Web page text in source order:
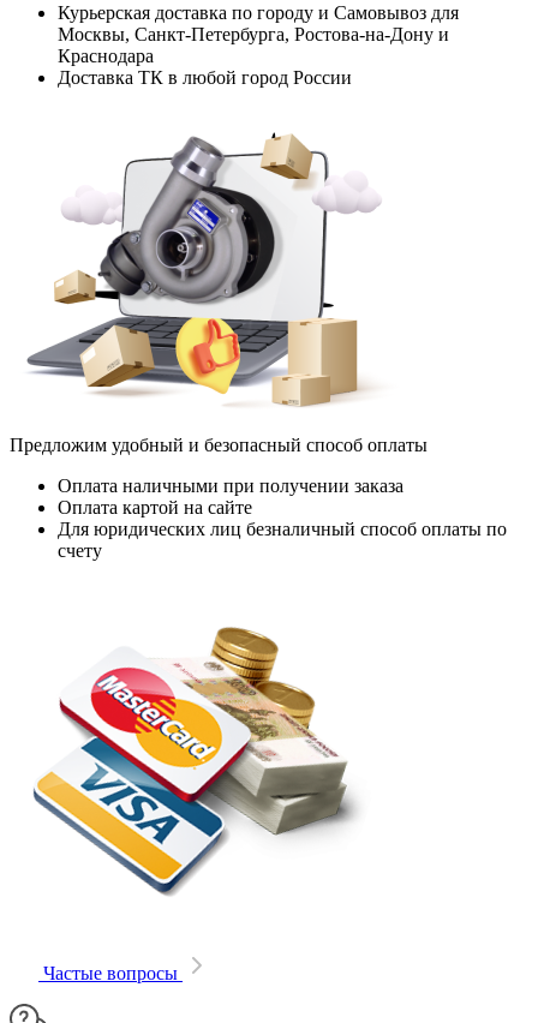
Курьерская доставка по городу и Самовывоз для
Москвы, Санкт-Петербурга, Ростова-на-Дону и
Краснодара
Доставка ТК в любой город России
Предложим удобный и безопасный способ оплаты
Оплата наличными при получении заказа
Оплата картой на сайте
Для юридических лиц безналичный способ оплаты по
счету
Частые вопросы